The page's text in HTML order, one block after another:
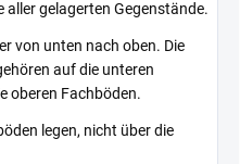
aller gelagerten Gegenstände.
von unten nach oben. Die
auf die unteren
oberen Fachböden.
legen, nicht über die